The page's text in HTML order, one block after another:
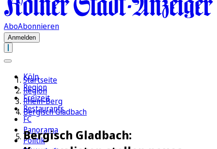
AboAbonnieren
Anmelden
Köln
Region
Freizeit
Restaurants
FC
Panorama
Politik
Startseite
Region
Rhein-Berg
Bergisch Gladbach
Bergisch Gladbach: